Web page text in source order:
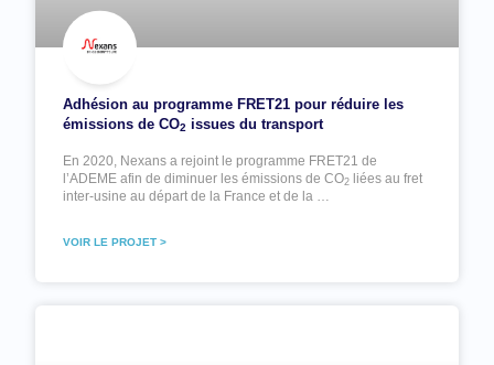
Adhésion au programme FRET21 pour réduire les
émissions de CO2 issues du transport
En 2020, Nexans a rejoint le programme FRET21 de
l’ADEME afin de diminuer les émissions de CO2
liées au fret
inter-usine au départ de la France et de la …
VOIR LE PROJET >